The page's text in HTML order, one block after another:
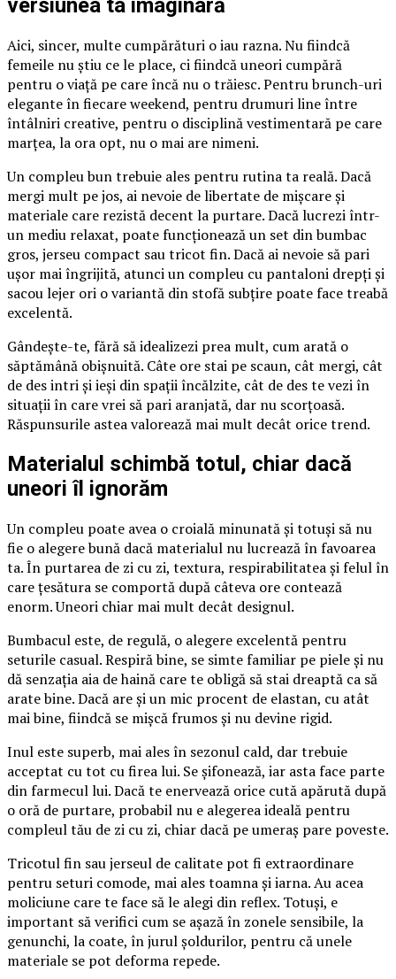
versiunea ta imaginară
Aici, sincer, multe cumpărături o iau razna. Nu fiindcă
femeile nu știu ce le place, ci fiindcă uneori cumpără
pentru o viață pe care încă nu o trăiesc. Pentru brunch-uri
elegante în fiecare weekend, pentru drumuri line între
întâlniri creative, pentru o disciplină vestimentară pe care
marțea, la ora opt, nu o mai are nimeni.
Un compleu bun trebuie ales pentru rutina ta reală. Dacă
mergi mult pe jos, ai nevoie de libertate de mișcare și
materiale care rezistă decent la purtare. Dacă lucrezi într-
un mediu relaxat, poate funcționează un set din bumbac
gros, jerseu compact sau tricot fin. Dacă ai nevoie să pari
ușor mai îngrijită, atunci un compleu cu pantaloni drepți și
sacou lejer ori o variantă din stofă subțire poate face treabă
excelentă.
Gândește-te, fără să idealizezi prea mult, cum arată o
săptămână obișnuită. Câte ore stai pe scaun, cât mergi, cât
de des intri și ieși din spații încălzite, cât de des te vezi în
situații în care vrei să pari aranjată, dar nu scorțoasă.
Răspunsurile astea valorează mai mult decât orice trend.
Materialul schimbă totul, chiar dacă
uneori îl ignorăm
Un compleu poate avea o croială minunată și totuși să nu
fie o alegere bună dacă materialul nu lucrează în favoarea
ta. În purtarea de zi cu zi, textura, respirabilitatea și felul în
care țesătura se comportă după câteva ore contează
enorm. Uneori chiar mai mult decât designul.
Bumbacul este, de regulă, o alegere excelentă pentru
seturile casual. Respiră bine, se simte familiar pe piele și nu
dă senzația aia de haină care te obligă să stai dreaptă ca să
arate bine. Dacă are și un mic procent de elastan, cu atât
mai bine, fiindcă se mișcă frumos și nu devine rigid.
Inul este superb, mai ales în sezonul cald, dar trebuie
acceptat cu tot cu firea lui. Se șifonează, iar asta face parte
din farmecul lui. Dacă te enervează orice cută apărută după
o oră de purtare, probabil nu e alegerea ideală pentru
compleul tău de zi cu zi, chiar dacă pe umeraș pare poveste.
Tricotul fin sau jerseul de calitate pot fi extraordinare
pentru seturi comode, mai ales toamna și iarna. Au acea
moliciune care te face să le alegi din reflex. Totuși, e
important să verifici cum se așază în zonele sensibile, la
genunchi, la coate, în jurul șoldurilor, pentru că unele
materiale se pot deforma repede.